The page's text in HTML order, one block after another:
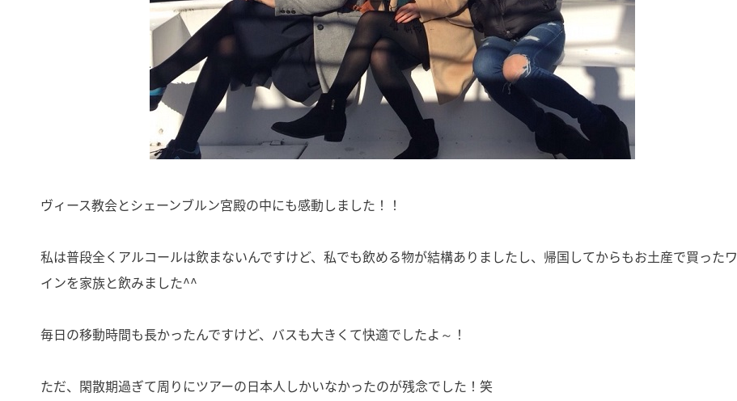
ヴィース教会とシェーンブルン宮殿の中にも感動しました！！
私は普段全くアルコールは飲まないんですけど、私でも飲める物が結構ありましたし、帰国してからもお土産で買ったワ
インを家族と飲みました^^
毎日の移動時間も長かったんですけど、バスも大きくて快適でしたよ～！
ただ、閑散期過ぎて周りにツアーの日本人しかいなかったのが残念でした！笑